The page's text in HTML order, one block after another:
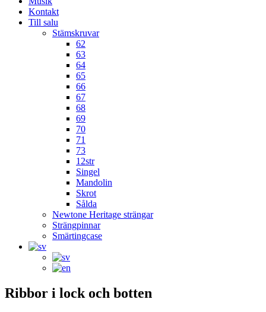
Kontakt
Till salu
Stämskruvar
62
63
64
65
66
67
68
69
70
71
73
12str
Singel
Mandolin
Skrot
Sålda
Newtone Heritage strängar
Strängpinnar
Smärtingcase
Ribbor i lock och botten